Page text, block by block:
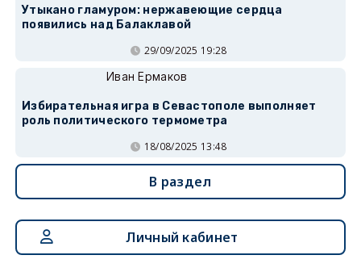
Утыкано гламуром: нержавеющие сердца
появились над Балаклавой
29/09/2025 19:28
Иван Ермаков
Избирательная игра в Севастополе выполняет
роль политического термометра
18/08/2025 13:48
В раздел
Личный кабинет